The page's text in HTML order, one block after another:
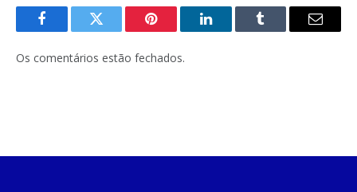
FacebookTwitter Pinterest O
Tumblr
E-
Os comentários estão fechados.